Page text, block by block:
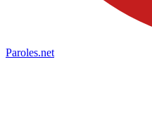
Paroles.net